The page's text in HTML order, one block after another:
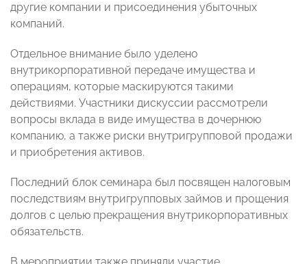
другие компании и присоединения убыточных
компаний.
Отдельное внимание было уделено
внутрикорпоративной передаче имущества и
операциям, которые маскируются такими
действиями. Участники дискуссии рассмотрели
вопросы вклада в виде имущества в дочернюю
компанию, а также риски внутригрупповой продажи
и приобретения активов.
Последний блок семинара был посвящен налоговым
последствиям внутригрупповых займов и прощения
долгов с целью прекращения внутрикорпоративных
обязательств.